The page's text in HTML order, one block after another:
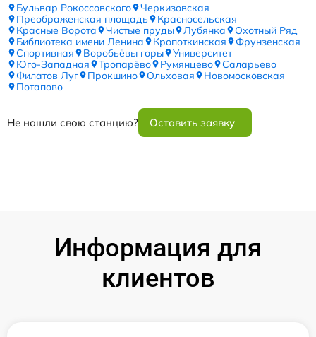
Бульвар Рокоссовского
Черкизовская
Преображенская площадь
Красносельская
Красные Ворота
Чистые пруды Лубянка
Охотный Ряд
Библиотека имени Ленина
Кропоткинская
Фрунзенская
Спортивная
Воробьёвы горы
Университет
Юго-Западная
Тропарёво Румянцево
Саларьево
Филатов Луг
Прокшино Ольховая
Новомосковская
Потапово
Не нашли свою станцию? Оставить заявку
Информация для
клиентов